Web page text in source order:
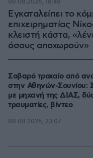
Εγκαταλείπει το
επιχειρηματίας
κλειστή κάστα,
όσους αποχωρούν»
08.08.2026, 18:48
Σοβαρό τροχαίο από
στην Αθηνών-Σουνίου:
με μηχανή της ΔΙΑΣ,
τραυματίες, βίντεο
08.08.2026, 23:07